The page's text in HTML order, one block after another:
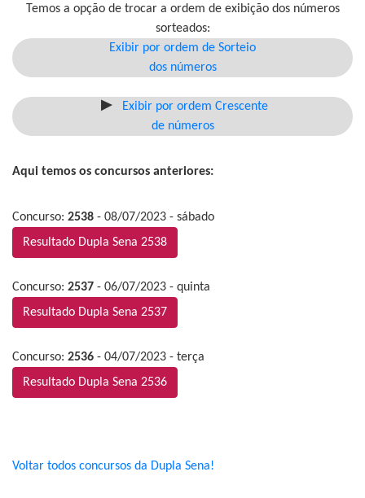
Temos a opção de trocar a ordem de exibição dos números
sorteados:
Exibir por ordem de Sorteio
dos números
Exibir por ordem Crescente
de números
Aqui temos os concursos anteriores:
Concurso: 2538 - 08/07/2023 - sábado
Resultado Dupla Sena 2538
Concurso: 2537 - 06/07/2023 - quinta
Resultado Dupla Sena 2537
Concurso: 2536 - 04/07/2023 - terça
Resultado Dupla Sena 2536
Voltar todos concursos da Dupla Sena!